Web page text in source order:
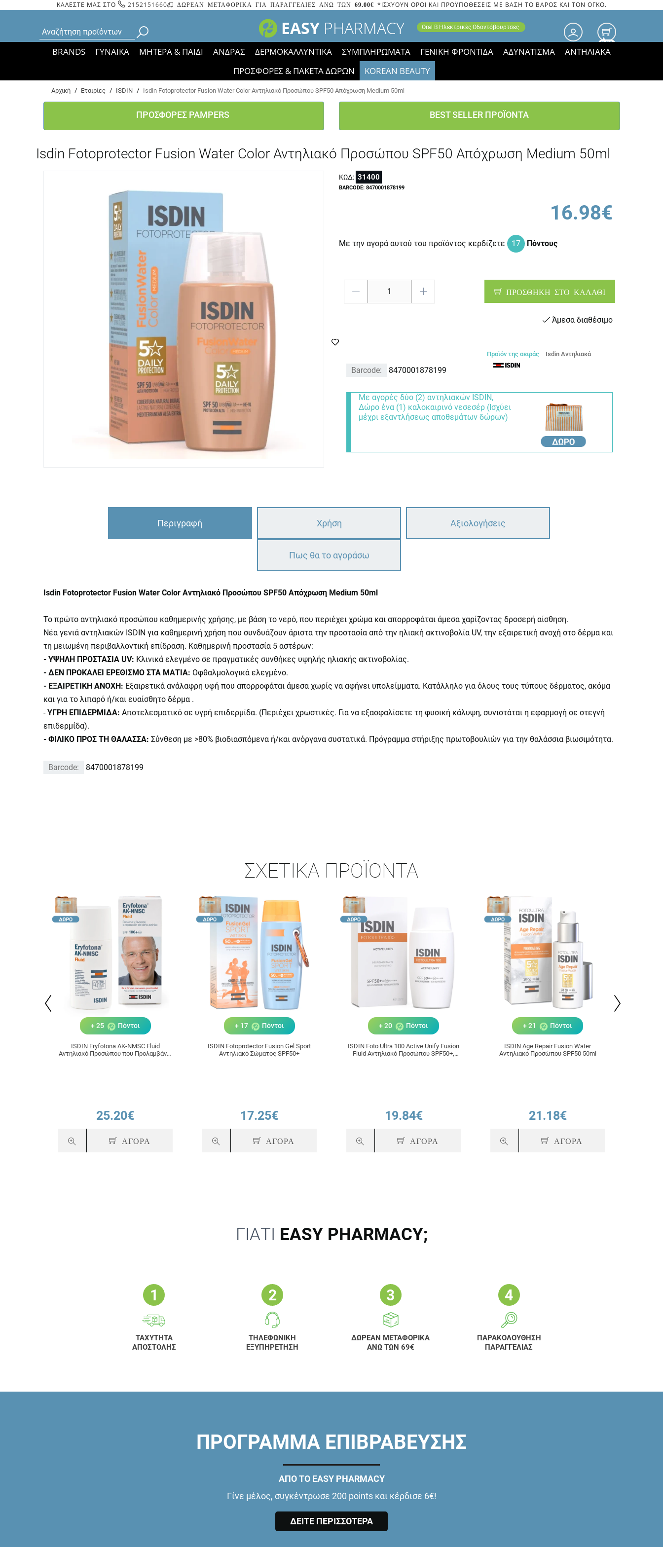
ΚΑΛΕΣΤΕ ΜΑΣ ΣΤΟ 2152151660 ΔΩΡΕΑΝ ΜΕΤΑΦΟΡΙΚΑ ΓΙΑ ΠΑΡΑΓΓΕΛΙΕΣ ΑΝΩ ΤΩΝ 69.00€ *ΙΣΧΥΟΥΝ ΟΡΟΙ ΚΑΙ ΠΡΟΫΠΟΘΕΣΕΙΣ ΜΕ ΒΑΣΗ ΤΟ ΒΑΡΟΣ ΚΑΙ ΤΟΝ ΟΓΚΟ.
EASY PHARMACY Oral B Ηλεκτρικές Οδοντόβουρτσες
0.00
BRANDS ΓΥΝΑΙΚΑ ΜΗΤΕΡΑ & ΠΑΙΔΙ ΑΝΔΡΑΣ ΔΕΡΜΟΚΑΛΛΥΝΤΙΚΑ ΣΥΜΠΛΗΡΩΜΑΤΑ ΓΕΝΙΚΗ ΦΡΟΝΤΙΔΑ ΑΔΥΝΑΤΙΣΜΑ
ΑΝΤΗΛΙΑΚΑ
ΠΡΟΣΦΟΡΕΣ & ΠΑΚΕΤΑ ΔΩΡΩΝ
KOREAN BEAUTY
Bάσει ΦΕΚ 35935/2023 τα εικονίδια των εκπτώσεων έφυγαν, οι χαμηλές μας τιμές ΠΑΡΑΜΕΝΟΥΝ!
Αρχική / Εταιρίες / ISDIN / Isdin Fotoprotector Fusion Water Color Αντηλιακό Προσώπου SPF50 Απόχρωση Medium 50ml
ΠΡΟΣΦΟΡΕΣ PAMPERS BEST SELLER ΠΡΟΪΟΝΤΑ
Isdin Fotoprotector Fusion Water Color Αντηλιακό Προσώπου SPF50 Απόχρωση Medium 50ml
ΚΩΔ: 31400
BARCODE: 8470001878199
16.98€
Με την αγορά αυτού του προϊόντος κερδίζετε 17 Πόντους
ΠΡΟΣΘΗΚΗ ΣΤΟ ΚΑΛΑΘΙ
Άμεσα διαθέσιμο
Barcode: 8470001878199
Προϊόν της σειράς Isdin Αντηλιακά
Με αγορές δύο (2) αντηλιακών ISDIN,
Δώρο ένα (1) καλοκαιρινό νεσεσέρ (Ισχύει
μέχρι εξαντλήσεως αποθεμάτων δώρων)
Περιγραφή Χρήση Αξιολογήσεις
Πως θα το αγοράσω
Isdin Fotoprotector Fusion Water Color Αντηλιακό Προσώπου SPF50 Απόχρωση Medium 50ml
Το πρώτο αντηλιακό προσώπου καθημερινής χρήσης, με βάση το νερό, που περιέχει χρώμα και απορροφάται άμεσα χαρίζοντας δροσερή αίσθηση.
Νέα γενιά αντηλιακών ISDIN για καθημερινή χρήση που συνδυάζουν άριστα την προστασία από την ηλιακή ακτινοβολία UV, την εξαιρετική ανοχή στο δέρμα και
τη μειωμένη περιβαλλοντική επίδραση. Καθημερινή προστασία 5 αστέρων:
- ΥΨΗΛΗ ΠΡΟΣΤΑΣΙΑ UV: Κλινικά ελεγμένο σε πραγματικές συνθήκες υψηλής ηλιακής ακτινοβολίας.
- ΔΕΝ ΠΡΟΚΑΛΕΙ ΕΡΕΘΙΣΜΟ ΣΤΑ ΜΑΤΙΑ: Οφθαλμολογικά ελεγμένο.
- ΕΞΑΙΡΕΤΙΚΗ ΑΝΟΧΗ: Εξαιρετικά ανάλαφρη υφή που απορροφάται άμεσα χωρίς να αφήνει υπολείμματα. Κατάλληλο για όλους τους τύπους δέρματος, ακόμα
και για το λιπαρό ή/και ευαίσθητο δέρμα .
-ΥΓΡΗ ΕΠΙΔΕΡΜΙΔΑ: Αποτελεσματικό σε υγρή επιδερμίδα. (Περιέχει χρωστικές. Για να εξασφαλίσετε τη φυσική κάλυψη, συνιστάται η εφαρμογή σε στεγνή
επιδερμίδα).
- ΦΙΛΙΚΟ ΠΡΟΣ ΤΗ ΘΑΛΑΣΣΑ: Σύνθεση με >80% βιοδιασπόμενα ή/και ανόργανα συστατικά. Πρόγραμμα στήριξης πρωτοβουλιών για την θαλάσσια βιωσιμότητα.
Barcode: 8470001878199
ΣΧΕΤΙΚΆ ΠΡΟΪΌΝΤΑ
+ 25 Πόντοι
ISDIN Eryfotona AK-NMSC Fluid
Αντηλιακό Προσώπου που Προλαμβάνει
25.20€
ΑΓΟΡΑ
+ 17 Πόντοι
ISDIN Fotoprotector Fusion Gel Sport
Αντηλιακό Σώματος SPF50+
17.25€
ΑΓΟΡΑ
+ 20 Πόντοι
ISDIN Foto Ultra 100 Active Unify Fusion
Fluid Αντηλιακό Προσώπου SPF50+,
19.84€
ΑΓΟΡΑ
+ 21 Πόντοι
ISDIN Age Repair Fusion Water
Αντηλιακό Προσώπου SPF50 50ml
21.18€
ΑΓΟΡΑ
ΓΙΑΤΙ EASY PHARMACY;
ΤΑΧΥΤΗΤΑ
ΑΠΟΣΤΟΛΗΣ
ΤΗΛΕΦΩΝΙΚΗ
ΕΞΥΠΗΡΕΤΗΣΗ
ΔΩΡΕΑΝ ΜΕΤΑΦΟΡΙΚΑ
ΑΝΩ ΤΩΝ 69€
ΠΑΡΑΚΟΛΟΥΘΗΣΗ
ΠΑΡΑΓΓΕΛΙΑΣ
ΠΡΟΓΡΑΜΜΑ ΕΠΙΒΡΑΒΕΥΣΗΣ
ΑΠΟ ΤΟ EASY PHARMACY
Γίνε μέλος, συγκέντρωσε 200 points και κέρδισε 6€!
ΔΕΙΤΕ ΠΕΡΙΣΣΟΤΕΡΑ